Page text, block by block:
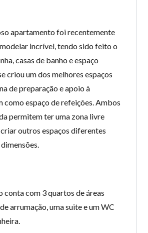
apartamento foi recentemente
incrível, tendo sido feito o
casas de banho e espaço
criou um dos melhores espaços
de preparação e apoio à
como espaço de refeições. Ambos
permitem ter uma zona livre
outros espaços diferentes
conta com 3 quartos de áreas
arrumação, uma suite e um WC